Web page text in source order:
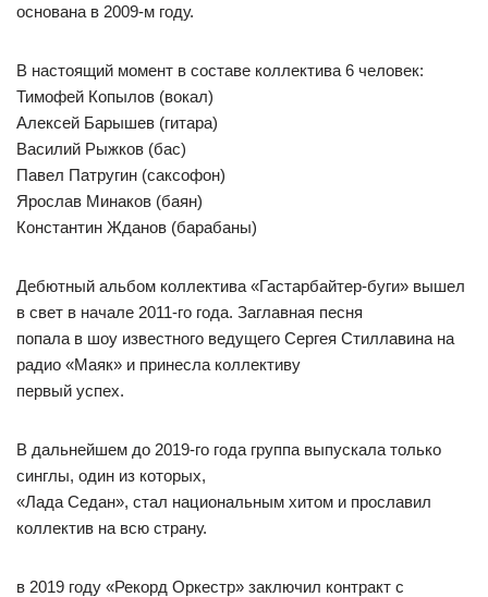
основана в 2009-м году.
В настоящий момент в составе коллектива 6 человек:
Тимофей Копылов (вокал)
Алексей Барышев (гитара)
Василий Рыжков (бас)
Павел Патругин (саксофон)
Ярослав Минаков (баян)
Константин Жданов (барабаны)
Дебютный альбом коллектива «Гастарбайтер-буги» вышел
в свет в начале 2011-го года. Заглавная песня
попала в шоу известного ведущего Сергея Стиллавина на
радио «Маяк» и принесла коллективу
первый успех.
В дальнейшем до 2019-го года группа выпускала только
синглы, один из которых,
«Лада Седан», стал национальным хитом и прославил
коллектив на всю страну.
в 2019 году «Рекорд Оркестр» заключил контракт с